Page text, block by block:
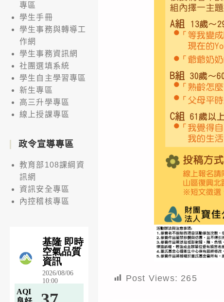
Post Views: 265
專區
學生手冊
學生事務與轉導工
作網
學生事務資訊網
社團選填系統
學生自主學習專區
新生專區
高三升學專區
線上授課專區
政令宣導專區
教育部108課綱資
訊網
資訊安全專區
內控稽核專區